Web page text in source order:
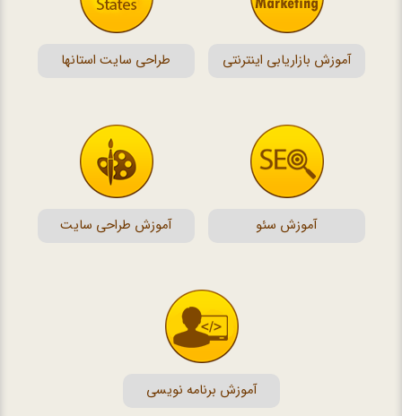
آموزش بازاریابی اینترنتی طراحی سایت استانها
آموزش سئو آموزش طراحی سایت
آموزش برنامه نویسی